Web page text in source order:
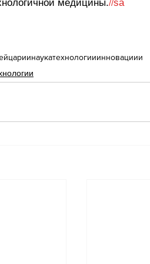
медицины.//sa
наукатехнологииинновациии